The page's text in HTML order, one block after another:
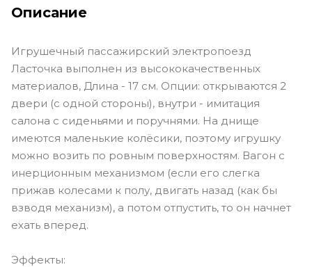
Описание
Игрушечный пассажирский электропоезд
Ласточка выполнен из высококачественных
материалов, Длина - 17 см. Опции: открываются 2
двери (с одной стороны), внутри - имитация
салона с сиденьями и поручнями. На днище
имеются маленькие колёсики, поэтому игрушку
можно возить по ровным поверхностям. Вагон с
инерционным механизмом (если его слегка
прижав колесами к полу, двигать назад (как бы
взводя механизм), а потом отпустить, то он начнет
ехать вперед.
Эффекты: